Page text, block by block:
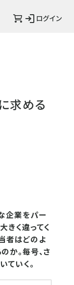
ログイン
求める
企業をパー
きく違ってく
者はどのよ
か。毎号、さ
ていく。